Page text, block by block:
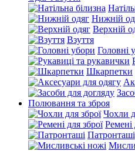
Нижній
Верхній
Взуття
Головні
Шкарпетки
Полювання та зброя
Чохли
Ремені
Патронташі